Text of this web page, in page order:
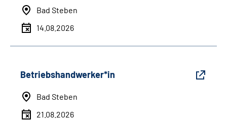
Bad Steben
14.08.2026
Betriebshandwerker*in
Bad Steben
21.08.2026